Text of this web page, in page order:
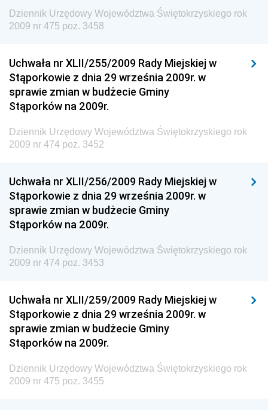
Dziennik Urzędowy Głównego Inspektoratu Transportu
Drogowego
Dziennik Urzędowy Komendy Głównej Policji
Dziennik Urzędowy Ministra Pracy i Polityki
Społecznej
Dziennik Urzędowy Ministra Transportu, Budownictwa
i Gospodarki Morskiej
Dziennik Urzędowy Ministra Spraw Zagranicznych
Dziennik Urzędowy Centralnego Biura
Antykorupcyjnego
Wewnętrznego
Dziennik Urzędowy Urzędu Patentowego
Dziennik Urzędowy Generalnej Dyrekcji Dróg
Krajowych i Autostrad
Dziennik Urzędowy Ministra Środowiska
Dziennik Urzędowy Ministra Edukacji
Dziennik Urzędowy Województwa Świętokrzyskiego rok
2009 nr 475 poz. 3458
Uchwała nr XLII/255/2009 Rady Miejskiej w
Stąporkowie z dnia 29 września 2009r. w
sprawie zmian w budżecie Gminy
Stąporków na 2009r.
Dziennik Urzędowy Województwa Świętokrzyskiego rok
2009 nr 474 poz. 3452
Uchwała nr XLII/256/2009 Rady Miejskiej w
Stąporkowie z dnia 29 września 2009r. w
sprawie zmian w budżecie Gminy
Stąporków na 2009r.
Dziennik Urzędowy Województwa Świętokrzyskiego rok
2009 nr 474 poz. 3453
Uchwała nr XLII/259/2009 Rady Miejskiej w
Stąporkowie z dnia 29 września 2009r. w
sprawie zmian w budżecie Gminy
Stąporków na 2009r.
Dziennik Urzędowy Województwa Świętokrzyskiego rok
2009 nr 475 poz. 3455